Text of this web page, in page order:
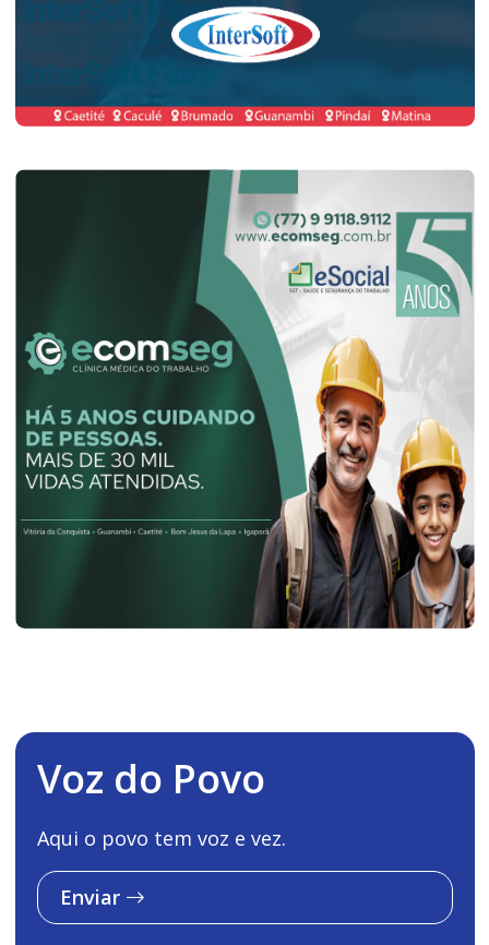
Voz do Povo
Aqui o povo tem voz e vez.
Enviar